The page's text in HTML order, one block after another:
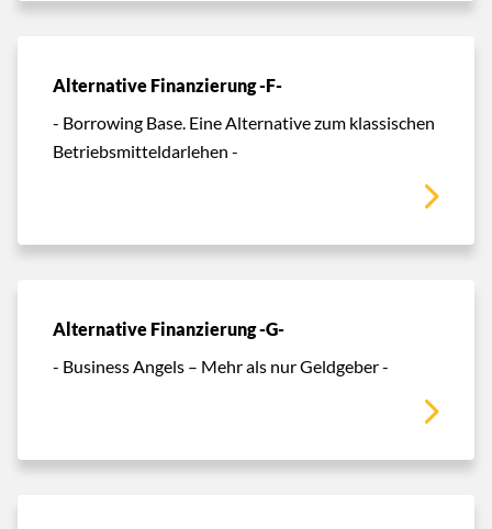
Alternative Finanzierung -F-
- Borrowing Base. Eine Alternative zum klassischen
Betriebsmitteldarlehen -
Alternative Finanzierung -G-
- Business Angels – Mehr als nur Geldgeber -